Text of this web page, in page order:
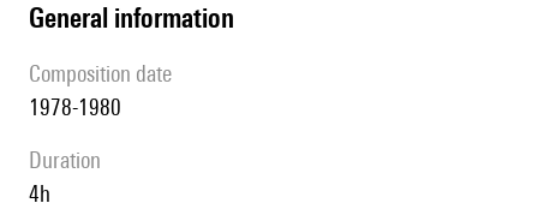
general information
composition date
1978-1980
duration
4h